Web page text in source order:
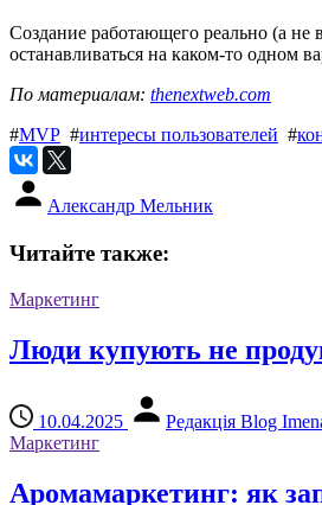
Создание работающего реально (а
останавливаться на каком-то одном
По материалам: thenextweb.com
#MVP #интересы пользователей #
Александр Мельник
Читайте также:
Маркетинг
Люди купують не
10.04.2025
Редакція Blog
Маркетинг
Аромамаркетинг: як